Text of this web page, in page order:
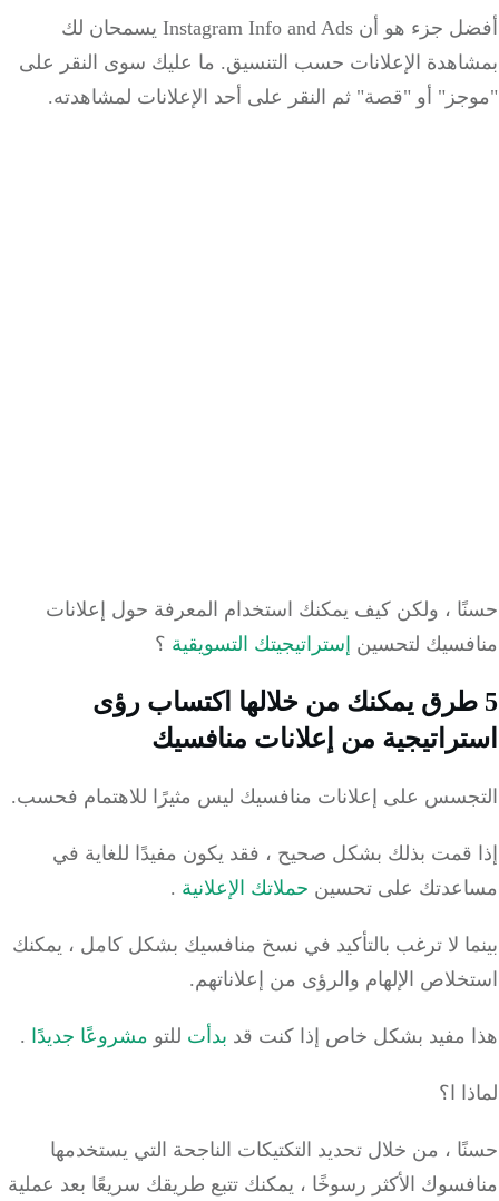
أفضل جزء هو أن Instagram Info and Ads يسمحان لك
الإعلانات حسب التنسيق.ما عليك سوى النقر على
أو "قصة" ثم النقر على أحد الإعلانات لمشاهدته.
، ولكن كيف يمكنك استخدام المعرفة حول إعلانات
لتحسينإستراتيجيتك التسويقية؟
طرق يمكنك من خلالها اكتساب رؤى
من إعلانات منافسيك
على إعلانات منافسيك ليس مثيرًا للاهتمام فحسب.
قمت بذلك بشكل صحيح ، فقد يكون مفيدًا للغاية في
على تحسينحملاتك الإعلانية.
لا ترغب بالتأكيد في نسخ منافسيك بشكل كامل ، يمكنك
الإلهام والرؤى من إعلاناتهم.
مفيد بشكل خاص إذا كنت قد بدأتللتومشروعًا جديدًا.
ا؟
، من خلال تحديد التكتيكات الناجحة التي يستخدمها
الأكثر رسوخًا ، يمكنك تتبع طريقك سريعًا بعد عملية